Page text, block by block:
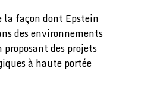
façon dont Epstein
des environnements
des projets
à haute portée